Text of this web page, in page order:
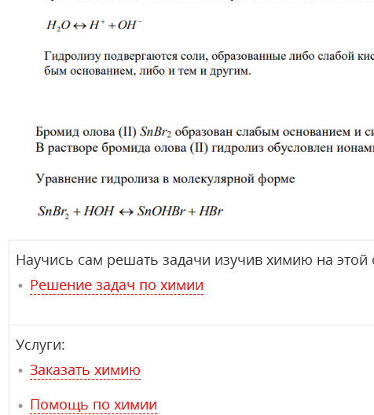
Научись сам решать задачи изучив химию на этой
Решение задач по химии
Услуги:
Заказать химию
Помощь по химии